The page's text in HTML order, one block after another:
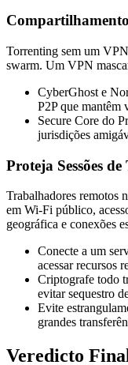
Torrenting sem um
swarm. Um VPN
CyberGhost e
P2P que mantêm
Secure Core do
jurisdições
Proteja Sessões
Trabalhadores remotos
em Wi-Fi público,
geográfica e conexões
Conecte a um
acessar recursos
Criptografe todo
evitar sequestro
Evite
grandes
Veredicto